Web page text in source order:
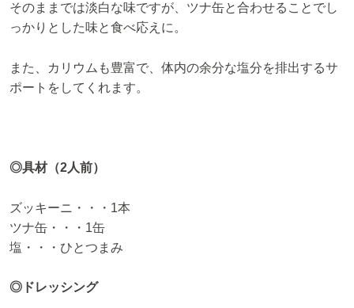
そのままでは淡白な味ですが、ツナ缶と合わせることでし
っかりとした味と食べ応えに。
また、カリウムも豊富で、体内の余分な塩分を排出するサ
ポートをしてくれます。
◎具材（2人前）
ズッキーニ・・・1本
ツナ缶・・・1缶
塩・・・ひとつまみ
◎ドレッシング